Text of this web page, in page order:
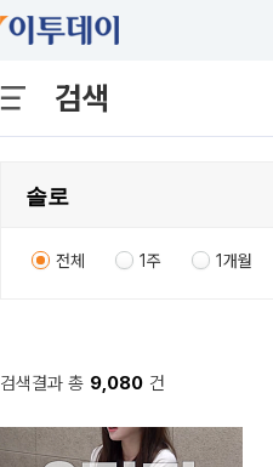
검색
전체 1주 1개월
검색결과 총 9,080 건